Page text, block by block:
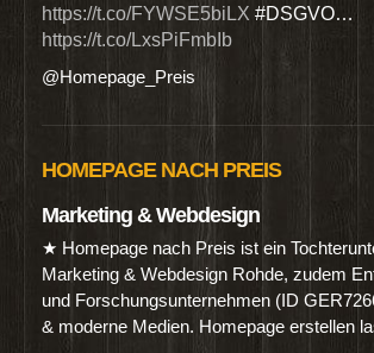
https://t.co/FYWSE5biLX #DSGVO…
https://t.co/LxsPiFmbIb
@Homepage_Preis
HOMEPAGE NACH PREIS
Marketing & Webdesign
★ Homepage nach Preis ist ein
Marketing & Webdesign Rohde, zudem
und Forschungsunternehmen (ID
& moderne Medien. Homepage erstellen